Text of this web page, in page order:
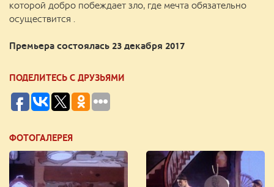
которой добро побеждает зло, где мечта обязательно
осуществится .
Премьера состоялась 23 декабря 2017
ПОДЕЛИТЕСЬ С ДРУЗЬЯМИ
ФОТОГАЛЕРЕЯ